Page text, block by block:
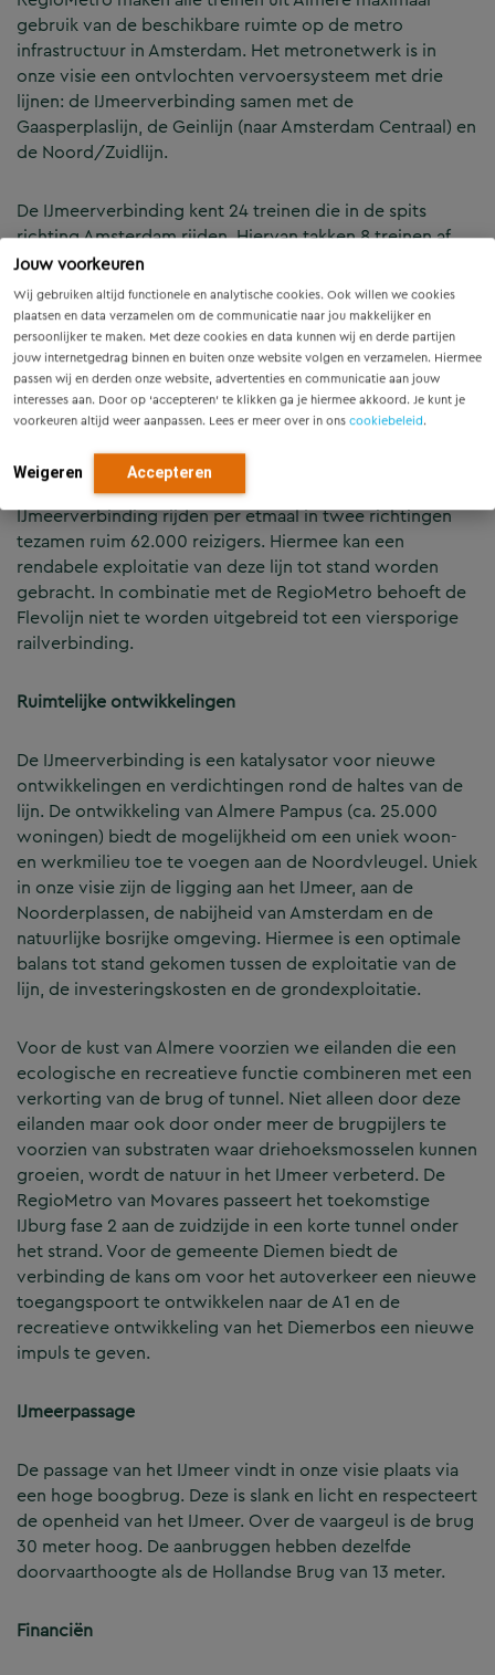
Jouw voorkeuren
Wij gebruiken altijd functionele en analytische cookies. Ook willen we cookies
plaatsen en data verzamelen om de communicatie naar jou makkelijker en
persoonlijker te maken. Met deze cookies en data kunnen wij en derde partijen
jouw internetgedrag binnen en buiten onze website volgen en verzamelen. Hiermee
passen wij en derden onze website, advertenties en communicatie aan jouw
interesses aan. Door op ‘accepteren’ te klikken ga je hiermee akkoord. Je kunt je
voorkeuren altijd weer aanpassen. Lees er meer over in ons cookiebeleid.
Weigeren Accepteren
gebruik van de beschikbare ruimte op de metro
infrastructuur in Amsterdam. Het metronetwerk is in
onze visie een ontvlochten vervoersysteem met drie
lijnen: de IJmeerverbinding samen met de
Gaasperplaslijn, de Geinlijn (naar Amsterdam Centraal) en
de Noord/Zuidlijn.
De IJmeerverbinding kent 24 treinen die in de spits
richting Amsterdam rijden. Hiervan takken 8 treinen af
die via een nieuw tracé over de Bijlmerdreef naar
Amsterdam Bijlmer ArenA rijden. 16 Treinen rijden, samen
met 8 treinen uit Gaasperplas door naar Amsterdam Zuid
en verder via de westtak naar Isolatorweg. Dit netwerk is
robuust naar de toekomst, betrouwbaar en eenvoudig
aan te passen in de daluren en avonduren naar lagere
frequenties. Op de langere termijn kan het netwerk
verbinding van IJburg naar West en uitbreidingen aan de
noordzijde van het IJ en richting Zaanstad. Over deze
IJmeerverbinding rijden per etmaal in twee richtingen
tezamen ruim 62.000 reizigers. Hiermee kan een
rendabele exploitatie van deze lijn tot stand worden
gebracht. In combinatie met de RegioMetro behoeft de
Flevolijn niet te worden uitgebreid tot een viersporige
railverbinding.
Ruimtelijke ontwikkelingen
De IJmeerverbinding is een katalysator voor nieuwe
ontwikkelingen en verdichtingen rond de haltes van de
lijn. De ontwikkeling van Almere Pampus (ca. 25.000
woningen) biedt de mogelijkheid om een uniek woon-
en werkmilieu toe te voegen aan de Noordvleugel. Uniek
in onze visie zijn de ligging aan het IJmeer, aan de
Noorderplassen, de nabijheid van Amsterdam en de
natuurlijke bosrijke omgeving. Hiermee is een optimale
balans tot stand gekomen tussen de exploitatie van de
lijn, de investeringskosten en de grondexploitatie.
Voor de kust van Almere voorzien we eilanden die een
ecologische en recreatieve functie combineren met een
verkorting van de brug of tunnel. Niet alleen door deze
eilanden maar ook door onder meer de brugpijlers te
voorzien van substraten waar driehoeksmosselen kunnen
groeien, wordt de natuur in het IJmeer verbeterd. De
RegioMetro van Movares passeert het toekomstige
IJburg fase 2 aan de zuidzijde in een korte tunnel onder
het strand. Voor de gemeente Diemen biedt de
verbinding de kans om voor het autoverkeer een nieuwe
toegangspoort te ontwikkelen naar de A1 en de
recreatieve ontwikkeling van het Diemerbos een nieuwe
impuls te geven.
IJmeerpassage
De passage van het IJmeer vindt in onze visie plaats via
een hoge boogbrug. Deze is slank en licht en respecteert
de openheid van het IJmeer. Over de vaargeul is de brug
30 meter hoog. De aanbruggen hebben dezelfde
doorvaarthoogte als de Hollandse Brug van 13 meter.
Financiën